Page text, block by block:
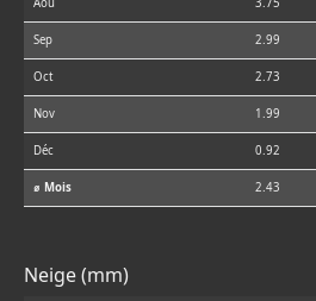
Aoû 3.75
Sep 2.99
Oct 2.73
Nov 1.99
Déc 0.92
⌀ Mois 2.43
Neige (mm)